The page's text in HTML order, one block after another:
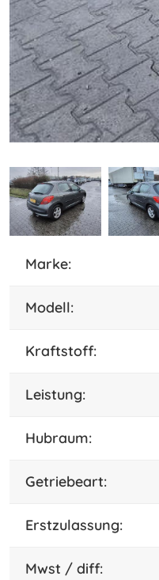
marke:
Modell:
Kraftstoff:
leistung:
hubraum:
Getriebeart:
Erstzulassung:
mwst / diff: